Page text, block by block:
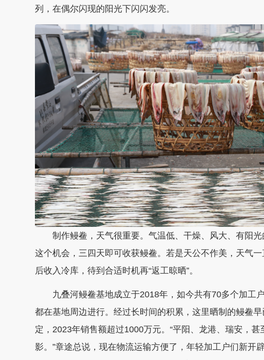
列，在偶尔闪现的阳光下闪闪发亮。
制作鳗鲞，天气很重要。气温低、干燥、风大、有阳光
这个机会，三四天即可收获鳗鲞。若是天公不作美，天气
后收入冷库，待到合适时机再“返工晾晒”。
九叠河鳗鲞基地成立于2018年，如今共有70多个加工
都在基地周边进行。经过长时间的积累，这里晒制的鳗鲞
定，2023年销售额超过1000万元。“平阳、龙港、瑞安，
影。”章途总说，现在物流运输方便了，年轻加工户们新开